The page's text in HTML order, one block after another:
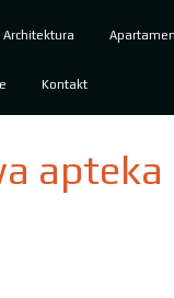
Architektura
Kontakt
apteka